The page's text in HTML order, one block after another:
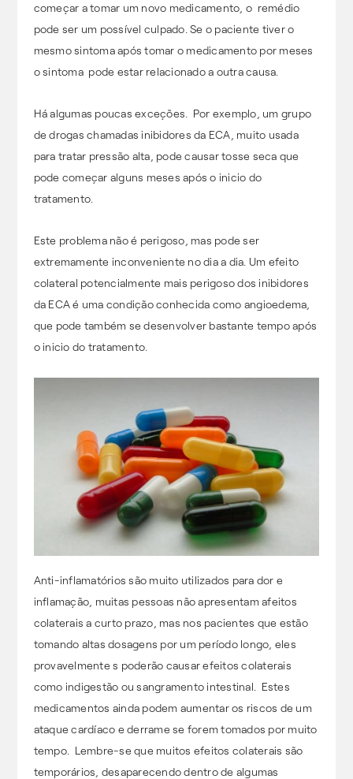
começar a tomar um novo medicamento, o remédio
pode ser um possível culpado. Se o paciente tiver o
mesmo sintoma após tomar o medicamento por meses
o sintoma pode estar relacionado a outra causa.
Há algumas poucas exceções. Por exemplo, um grupo
de drogas chamadas inibidores da ECA, muito usada
para tratar pressão alta, pode causar tosse seca que
pode começar alguns meses após o inicio do
tratamento.
Este problema não é perigoso, mas pode ser
extremamente inconveniente no dia a dia. Um efeito
colateral potencialmente mais perigoso dos inibidores
da ECA é uma condição conhecida como angioedema,
que pode também se desenvolver bastante tempo após
o inicio do tratamento.
Anti-inflamatórios são muito utilizados para dor e
inflamação, muitas pessoas não apresentam afeitos
colaterais a curto prazo, mas nos pacientes que estão
tomando altas dosagens por um período longo, eles
provavelmente s poderão causar efeitos colaterais
como indigestão ou sangramento intestinal. Estes
medicamentos ainda podem aumentar os riscos de um
ataque cardíaco e derrame se forem tomados por muito
tempo. Lembre-se que muitos efeitos colaterais são
temporários, desaparecendo dentro de algumas